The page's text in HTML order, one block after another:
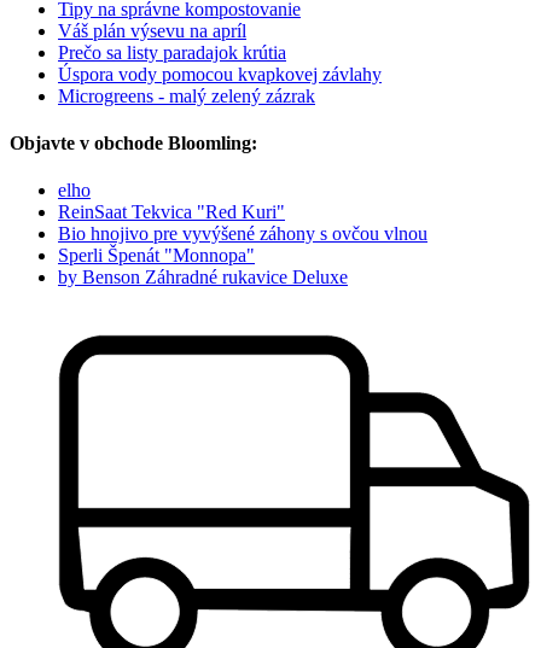
Tipy na správne kompostovanie
Váš plán výsevu na apríl
Prečo sa listy paradajok krútia
Úspora vody pomocou kvapkovej závlahy
Microgreens - malý zelený zázrak
Objavte v obchode Bloomling:
elho
ReinSaat Tekvica "Red Kuri"
Bio hnojivo pre vyvýšené záhony s ovčou vlnou
Sperli Špenát "Monnopa"
by Benson Záhradné rukavice Deluxe